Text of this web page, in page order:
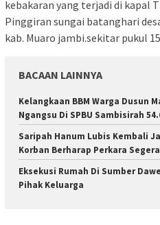
kebakaran yang terjadi di kapal
Pinggiran sungai batanghari
kab. Muaro jambi.sekitar pukul
BACAAN LAINNYA
Kelangkaan BBM Warga Dusun
Ngangsu Di SPBU Sambisirah
Saripah Hanum Lubis Kembali
Korban Berharap Perkara
Eksekusi Rumah Di Sumber
Pihak Keluarga